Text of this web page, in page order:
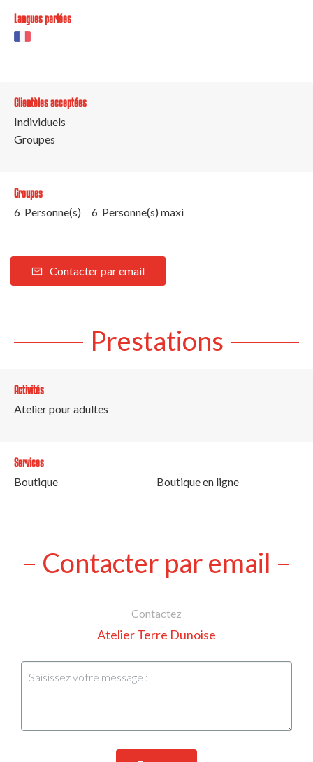
Langues parlées
Clientèles acceptées
Individuels
Groupes
Groupes
6 Personne(s)
6 Personne(s) maxi
Contacter par email
Prestations
Activités
Atelier pour adultes
Services
Boutique
Boutique en ligne
Contacter par email
Contactez
Atelier Terre Dunoise